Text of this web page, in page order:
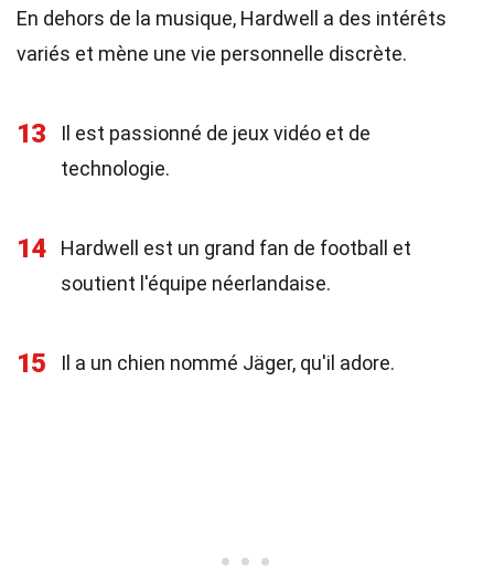
En dehors de la musique, Hardwell a des intérêts
variés et mène une vie personnelle discrète.
13
Il est passionné de jeux vidéo et de
technologie.
14
Hardwell est un grand fan de football et
soutient l'équipe néerlandaise.
15 Il a un chien nommé Jäger, qu'il adore.